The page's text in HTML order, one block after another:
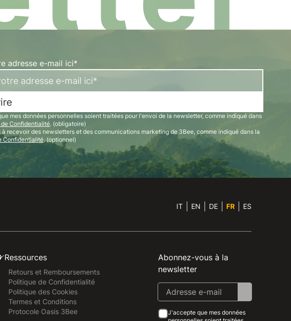
adresse e-mail ici*
mes données personnelles soient traitées pour l'envoi de la newsletter, comme indiqué dans
Confidentialité. (obligatoire)
à recevoir des newsletters et des communications marketing de 3Bee, comme indiqué dans la
Confidentialité. (optionnel)
IT EN DE FR ES
Ressources
Retours et Remboursements
Politique de Confidentialité
Politique des Cookies
Termes et Conditions
Protocole Oasis 3Bee
Abonnez-vous à la
newsletter
J'accepte que mes données